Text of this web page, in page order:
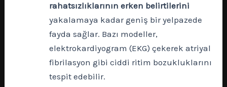
rahatsızlıklarının erken belirtilerini
yakalamaya kadar geniş bir yelpazede
fayda sağlar. Bazı modeller,
elektrokardiyogram (EKG) çekerek atriyal
fibrilasyon gibi ciddi ritim bozukluklarını
tespit edebilir.